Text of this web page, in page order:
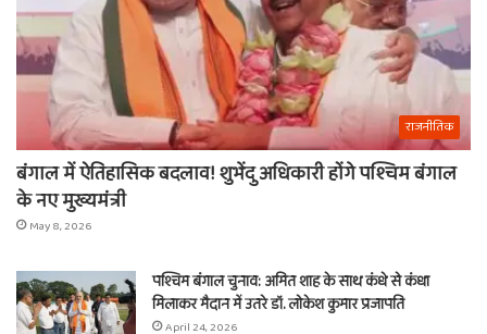
राजनीतिक
बंगाल में ऐतिहासिक बदलाव! शुभेंदु अधिकारी होंगे पश्चिम बंगाल
के नए मुख्यमंत्री
May 8, 2026
पश्चिम बंगाल चुनाव: अमित शाह के साथ कंधे से कंधा
मिलाकर मैदान में उतरे डॉ. लोकेश कुमार प्रजापति
April 24, 2026